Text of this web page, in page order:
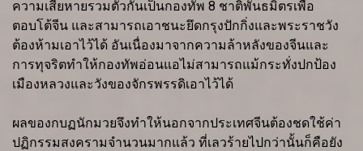
ความเสียหายรวมตัวกันเป็นกองทัพ 8 ชาติพันธมิตรเพื่อ
ตอบโต้จีน และสามารถเอาชนะยึดกรุงปักกิ่งและพระราชวัง
ต้องห้ามเอาไว้ได้ อันเนื่องมาจากความล้าหลังของจีนและ
การทุจริตทำให้กองทัพอ่อนแอไม่สามารถแม้กระทั่งปกป้อง
เมืองหลวงและวังของจักรพรรดิเอาไว้ได้
ผลของกบฏนักมวยจึงทำให้นอกจากประเทศจีนต้องชดใช้ค่า
ปฏิกรรมสงครามจำนวนมากแล้ว ที่เลวร้ายไปกว่านั้นก็คือยัง